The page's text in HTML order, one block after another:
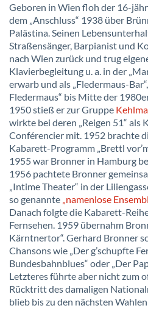
Geboren in Wien floh der 16-
dem „Anschluss“ 1938 über
Palästina. Seinen
Straßensänger, Barpianist und
nach Wien zurück und trug
Klavierbegleitung u. a. in der
erwarb und als „Fledermaus-
Fledermaus“ bis Mitte der
1950 stieß er zur Gruppe
wirkte bei deren „Reigen 51“ als
Conférencier mit. 1952 brachte
Kabarett-Programm „Brettl
1955 war Bronner in Hamburg
1956 pachtete Bronner
„Intime Theater“ in der
so genannte „namenlose
Danach folgte die Kabarett-Reihe
Fernsehen. 1959 übernahm
Kärntnertor“. Gerhard Bronner
Chansons wie „Der g’schupfte
Bundesbahnblues“ oder „Der
Letzteres führte aber nicht zum
Rücktritt des damaligen
blieb bis zu den nächsten